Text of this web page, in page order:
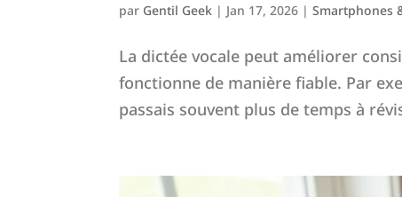
par Gentil Geek | Jan 17, 2026 |Smartphones
La dictée vocale peut améliorer
fonctionne de manière fiable. Par
passais souvent plus de temps à